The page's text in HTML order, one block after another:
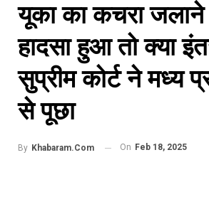
यूका का कचरा जलाने
हादसा हुआ तो क्या
सुप्रीम कोर्ट ने मध्य
से पूछा
By Khabaram.Com On Feb 18, 2025